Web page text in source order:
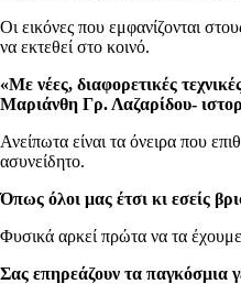
Οι εικόνες που εμφανίζονται
να εκτεθεί στο κοινό.
«Με νέες, διαφορετικές
Μαριάνθη Γρ. Λαζαρίδου-
Ανείπωτα είναι τα όνειρα που
ασυνείδητο.
Όπως όλοι μας έτσι κι εσείς
Φυσικά αρκεί πρώτα να τα
Σας επηρεάζουν τα παγκόσμια